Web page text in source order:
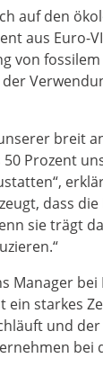
auf den
aus Euro-
von
breit
50 Prozent
dass
sie trägt
bei
ein starkes
und
bei